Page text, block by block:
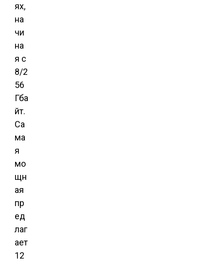
ях,
на
чи
на
я с
8/2
56
Гба
йт.
Са
ма
я
мо
щн
ая
пр
ед
лаг
ает
12